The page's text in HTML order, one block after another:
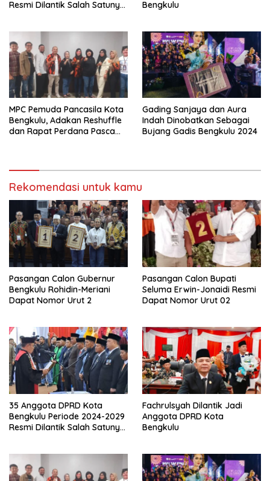
Resmi Dilantik Salah Satunya
Bengkulu
MPC Pemuda Pancasila Kota
Bengkulu, Adakan Reshuffle
dan Rapat Perdana Pasca
Gading Sanjaya dan Aura
Indah Dinobatkan Sebagai
Bujang Gadis Bengkulu 2024
Rekomendasi untuk kamu
Pasangan Calon Gubernur
Bengkulu Rohidin-Meriani
Dapat Nomor Urut 2
Pasangan Calon Bupati
Seluma Erwin-Jonaidi Resmi
Dapat Nomor Urut 02
35 Anggota DPRD Kota
Bengkulu Periode 2024-2029
Resmi Dilantik Salah Satunya
Fachrulsyah Dilantik Jadi
Anggota DPRD Kota
Bengkulu